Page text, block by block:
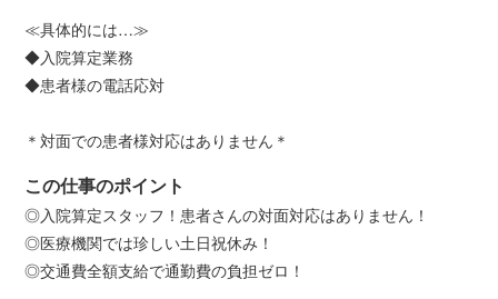
≪具体的には…≫
◆入院算定業務
◆患者様の電話応対
＊対面での患者様対応はありません＊
この仕事のポイント
◎入院算定スタッフ！患者さんの対面対応はありません！
◎医療機関では珍しい土日祝休み！
◎交通費全額支給で通勤費の負担ゼロ！